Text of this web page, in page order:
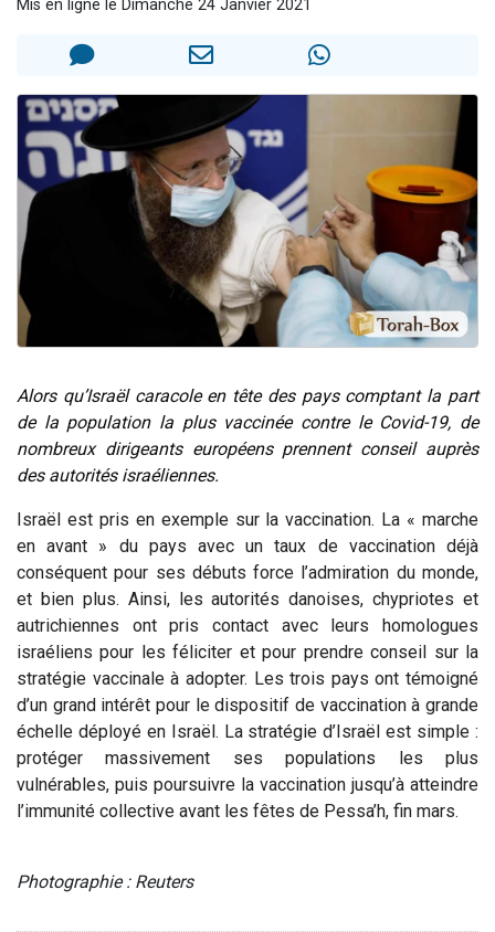
2 nouvelles musiques dans Torah-Box Music
Mis en ligne le Dimanche 24 Janvier 2021
Alors qu’Israël caracole en tête des pays comptant la part
de la population la plus vaccinée contre le Covid-19, de
nombreux dirigeants européens prennent conseil auprès
des autorités israéliennes.
Israël est pris en exemple sur la vaccination. La « marche
en avant » du pays avec un taux de vaccination déjà
conséquent pour ses débuts force l’admiration du monde,
et bien plus. Ainsi, les autorités danoises, chypriotes et
autrichiennes ont pris contact avec leurs homologues
israéliens pour les féliciter et pour prendre conseil sur la
stratégie vaccinale à adopter. Les trois pays ont témoigné
d’un grand intérêt pour le dispositif de vaccination à grande
échelle déployé en Israël. La stratégie d’Israël est simple :
protéger massivement ses populations les plus
vulnérables, puis poursuivre la vaccination jusqu’à atteindre
l’immunité collective avant les fêtes de Pessa’h, fin mars.
Photographie : Reuters